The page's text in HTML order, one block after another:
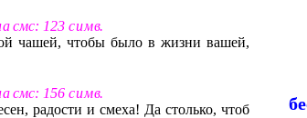
асмс: 123 с и м в.
чашей, чтобы было в жизни вашей,
асмс: 156 с и м в.
радости и смеха! Да столько, чтоб